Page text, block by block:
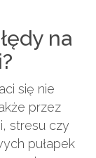
na
się nie
przez
stresu czy
pułapek